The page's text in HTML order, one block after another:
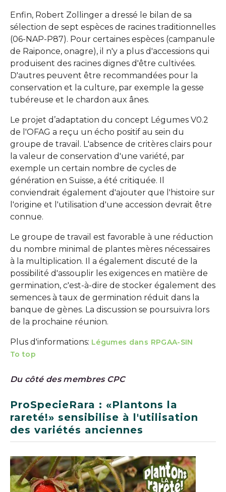
Enfin, Robert Zollinger a dressé le bilan de sa
sélection de sept espèces de racines traditionnelles
(06-NAP-P87). Pour certaines espèces (campanule
de Raiponce, onagre), il n'y a plus d'accessions qui
produisent des racines dignes d'être cultivées.
D'autres peuvent être recommandées pour la
conservation et la culture, par exemple la gesse
tubéreuse et le chardon aux ânes.
Le projet d’adaptation du concept Légumes V0.2
de l'OFAG a reçu un écho positif au sein du
groupe de travail. L'absence de critères clairs pour
la valeur de conservation d'une variété, par
exemple un certain nombre de cycles de
génération en Suisse, a été critiquée. Il
conviendrait également d'ajouter que l'histoire sur
l'origine et l'utilisation d'une accession devrait être
connue.
Le groupe de travail est favorable à une réduction
du nombre minimal de plantes mères nécessaires
à la multiplication. Il a également discuté de la
possibilité d'assouplir les exigences en matière de
germination, c'est-à-dire de stocker également des
semences à taux de germination réduit dans la
banque de gènes. La discussion se poursuivra lors
de la prochaine réunion.
Plus d'informations: Légumes dans RPGAA-SIN
To top
Du côté des membres CPC
ProSpecieRara : «Plantons la
rareté!» sensibilise à l'utilisation
des variétés anciennes